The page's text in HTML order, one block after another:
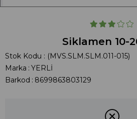
Siklamen 10-
Stok Kodu
(MVS.SLM.SLM.011-015)
Marka : YERLİ
Barkod : 8699863803129